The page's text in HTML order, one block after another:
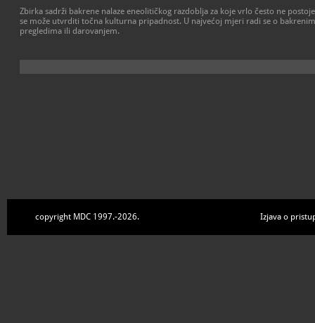
Zbirka sadrži bakrene nalaze eneolitičkog razdoblja za koje vrlo često ne
se može utvrditi točna kulturna pripadnost. U najvećoj mjeri radi se o
pregledima ili darovanjem.
copyright MDC 1997.-2026. Izjava o